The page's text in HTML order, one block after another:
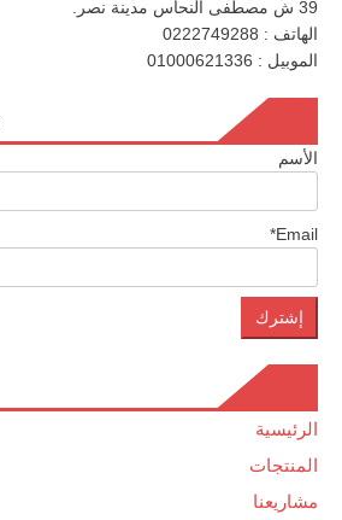
39 ش مصطفى النحاس مدينة نصر.
الهاتف : 0222749288
الموبيل : 01000621336
الأسم
Email*
الرئيسية
المنتجات
مشاريعنا